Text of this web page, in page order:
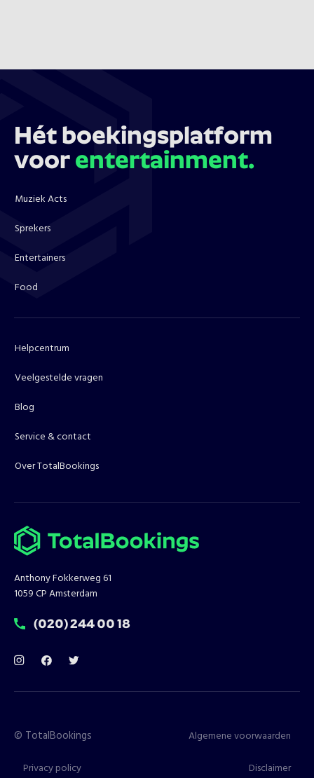
Hét boekingsplatform
voor entertainment.
Muziek Acts
Sprekers
Entertainers
Food
Helpcentrum
Veelgestelde vragen
Blog
Service & contact
Over TotalBookings
Anthony Fokkerweg 61
1059 CP Amsterdam
T:
(020) 244 00 18
© TotalBookings
Algemene voorwaarden
Privacy policy
Disclaimer